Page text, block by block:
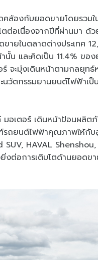
ดคล้องกับยอดขายโดยรว
ต่อเนื่องจากปีที่ผ่านมา ด้
ายในตลาดต่างประเทศ
น และคิดเป็น 11.4% ข
จะมุ่งเดินหน้าตามกลยุทธ์
นวัตกรรมยานยนต์ไฟฟ้าเ
มอเตอร์ เดินหน้าป้อนผลิ
ถยนต์ไฟฟ้าคุณภาพให้กับ
SUV, HAVAL
ต่อการเติบโตด้านยอดข